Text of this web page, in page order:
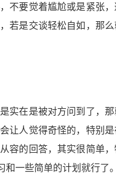
不要觉着尴尬或是紧张
若是交谈轻松自如，那
实在是被对方问到了，
让人觉得奇怪的，特别是
容的回答，其实很简单
一些简单的计划就行了。